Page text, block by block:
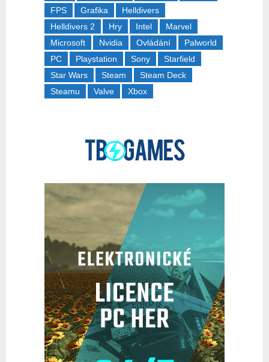
FPS
Grafika
Helldivers
Helldivers 2
Hry Intel
Marvel
Microsoft
Nvidia Ovládání
Palworld
PC
Playstation Sony
Starfield
Star Wars
Steam
Steam Deck
Steamu
Valve Xbox